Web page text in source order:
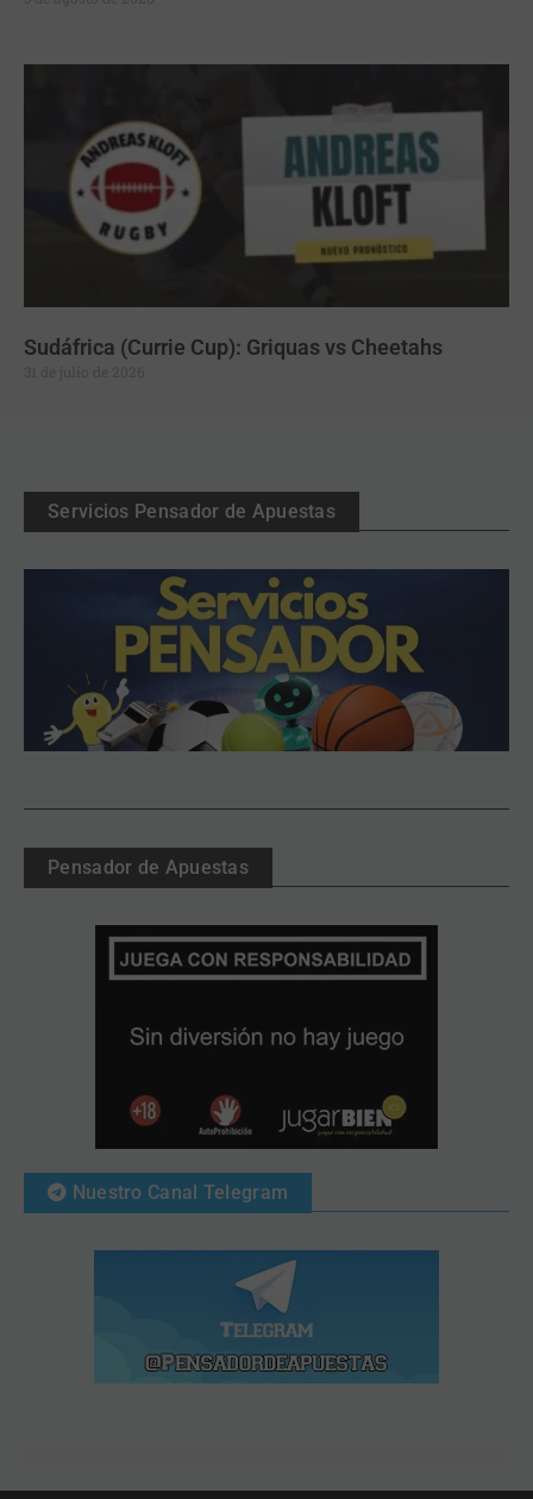
Sudáfrica (Currie Cup): Griquas vs Cheetahs
Servicios Pensador de Apuestas
Pensador de Apuestas
Nuestro Canal Telegram